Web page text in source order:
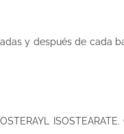
y después de cada
ISOSTEARATE.